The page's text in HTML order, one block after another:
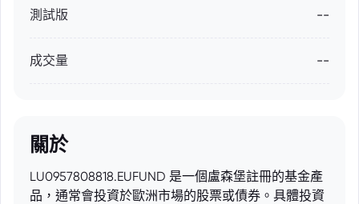
測試版 --
成交量 --
關於
LU0957808818.EUFUND 是一個盧森堡註冊的基金產
品，通常會投資於歐洲市場的股票或債券。具體投資